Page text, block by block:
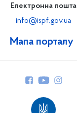
Мапа порталу
Електронна пошта
info@ispf.gov.ua